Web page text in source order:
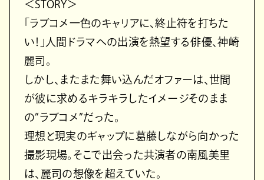
＜STORY＞
「ラブコメ一色のキャリアに、終止符を打ちた
い！」人間ドラマへの出演を熱望する俳優、神崎
麗司。
しかし、またまた舞い込んだオファーは、世間
が彼に求めるキラキラしたイメージそのまま
の”ラブコメ”だった。
理想と現実のギャップに葛藤しながら向かった
撮影現場。そこで出会った共演者の南風美里
は、麗司の想像を超えていた。